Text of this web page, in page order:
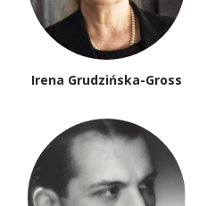
Irena Grudzińska-Gross